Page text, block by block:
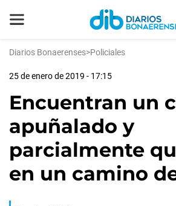
Diarios Bonaerenses>Policiales
25 de enero de 2019 - 17:15
Encuentran un
apuñalado y
parcialmente
en un camino